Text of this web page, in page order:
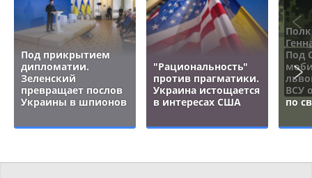
Под прикрытием
дипломатии.
Зеленский
превращает послов
Украины в шпионов
"Рациональность"
против прагматики.
Украина истощается
в интересах США
Под
ВСУ
по